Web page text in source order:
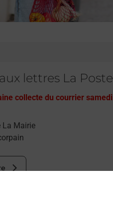
lettres La Poste
collecte du courriersamedi
La Mairie